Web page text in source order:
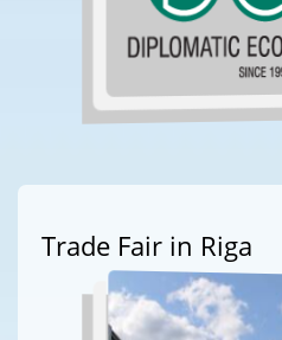
Trade Fair in Riga